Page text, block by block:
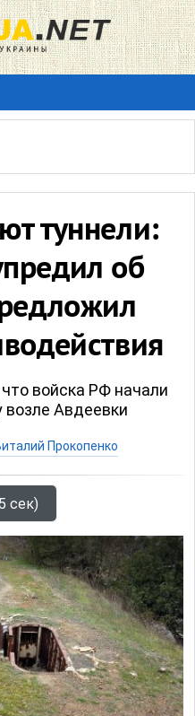
туннели:
об
войска РФ начали
возле Авдеевки
Прокопенко
сек)